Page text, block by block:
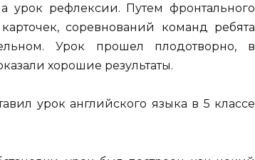
урок рефлексии. Путем фронтального
соревнований команд ребята
Урок прошел плодотворно, в
хорошие результаты.
урок английского языка в 5 классе